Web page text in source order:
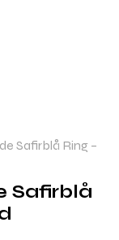
Safirblå Ring –
Safirblå